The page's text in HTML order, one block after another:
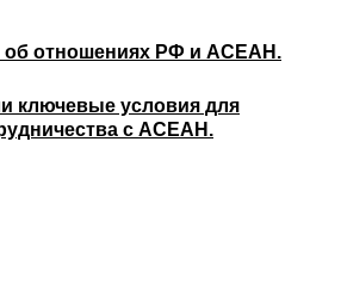
об отношениях РФ и АСЕАН.
ключевые условия для
с АСЕАН.